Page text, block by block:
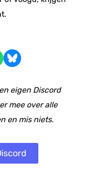
Share on Bluesky
eigen Discord
mee over alle
en mis niets.